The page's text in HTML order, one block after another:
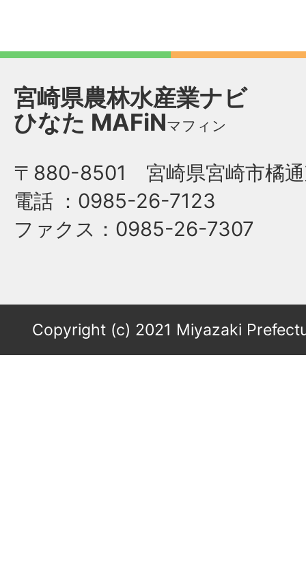
宮崎県農林水産業ナビ
ひなた MAFiNマフィン
〒880-8501 宮崎県宮崎市橘通
電話 ：0985-26-7123
ファクス ：0985-26-7307
Copyright (c) 2021 Miyazaki